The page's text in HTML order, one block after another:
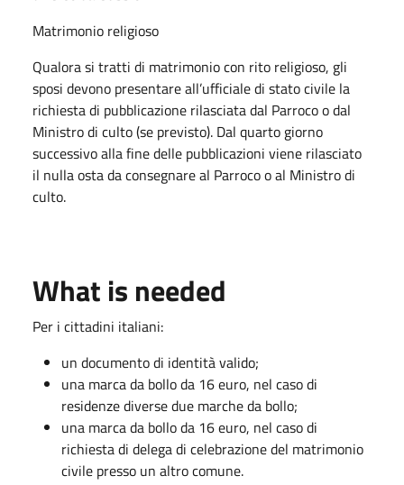
Matrimonio religioso
Qualora si tratti di matrimonio con rito religioso, gli
sposi devono presentare all’ufficiale di stato civile la
richiesta di pubblicazione rilasciata dal Parroco o dal
Ministro di culto (se previsto). Dal quarto giorno
successivo alla fine delle pubblicazioni viene rilasciato
il nulla osta da consegnare al Parroco o al Ministro di
culto.
What is needed
Per i cittadini italiani:
un documento di identità valido;
una marca da bollo da 16 euro, nel caso di
residenze diverse due marche da bollo;
una marca da bollo da 16 euro, nel caso di
richiesta di delega di celebrazione del matrimonio
civile presso un altro comune.